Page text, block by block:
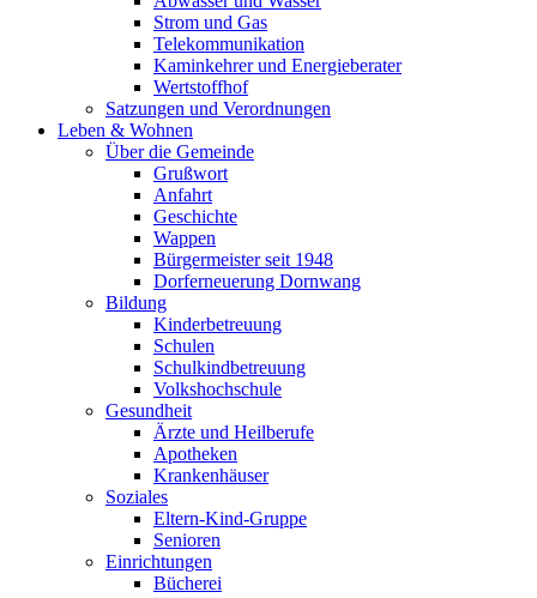
Strom und Gas
Telekommunikation
Kaminkehrer und Energieberater
Wertstoffhof
Satzungen und Verordnungen
Leben & Wohnen
Über die Gemeinde
Grußwort
Anfahrt
Geschichte
Wappen
Bürgermeister seit 1948
Dorferneuerung Dornwang
Bildung
Kinderbetreuung
Schulen
Schulkindbetreuung
Volkshochschule
Gesundheit
Ärzte und Heilberufe
Apotheken
Krankenhäuser
Soziales
Eltern-Kind-Gruppe
Senioren
Einrichtungen
Bücherei